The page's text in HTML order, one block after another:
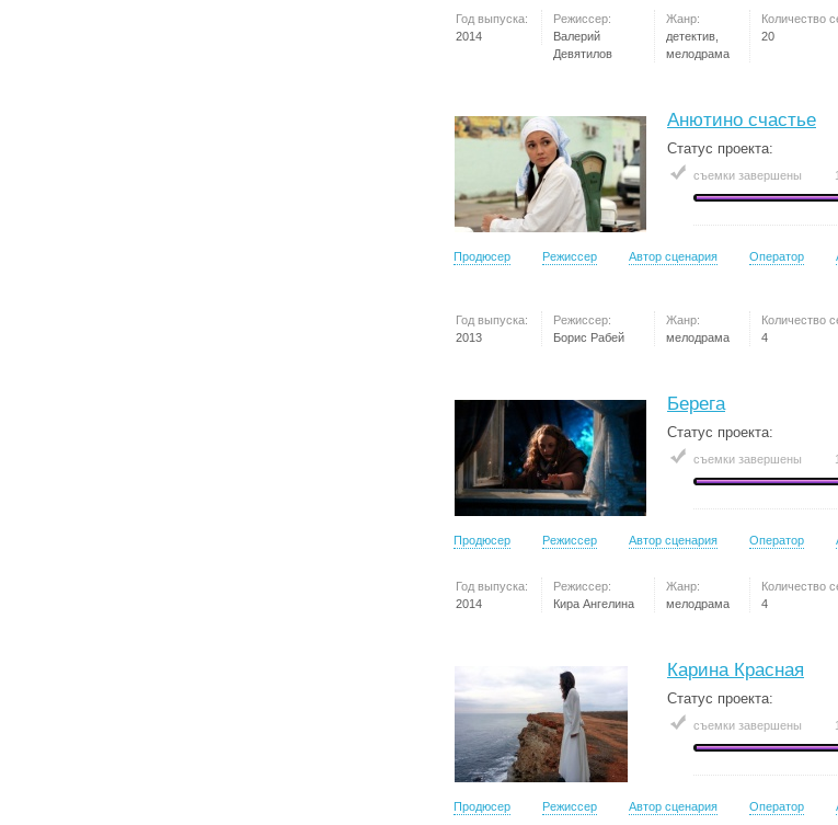
Год выпуска:
2014
Режиссер:
Валерий
Девятилов
Жанр:
детектив,
мелодрама
Количество
20
Анютино счастье
Статус проекта:
съемки завершены
Продюсер Режиссер Автор сценария Оператор
Год выпуска:
2013
Режиссер:
Борис Рабей
Жанр:
мелодрама
Количество
4
Берега
Статус проекта:
съемки завершены
Продюсер Режиссер Автор сценария Оператор
Год выпуска:
2014
Режиссер:
Кира Ангелина
Жанр:
мелодрама
Количество
4
Карина Красная
Статус проекта:
съемки завершены
Продюсер Режиссер Автор сценария Оператор